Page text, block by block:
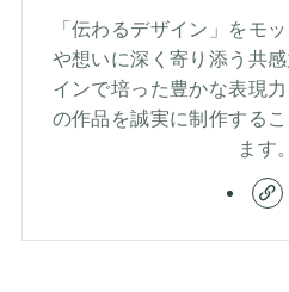
「伝わるデザイン」をモ
や想いに深く寄り添う共
インで培った豊かな表現
の作品を誠実に制作する
ます。